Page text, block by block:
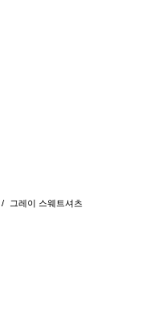
/ 그레이 스웨트셔츠